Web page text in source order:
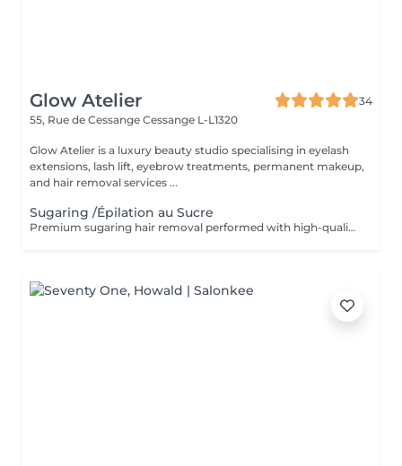
Glow Atelier
34
55, Rue de Cessange Cessange L-L1320
Glow Atelier is a luxury beauty studio specialising in eyelash
extensions, lash lift, eyebrow treatments, permanent makeup,
and hair removal services ...
Sugaring /Épilation au Sucre
Premium sugaring hair removal performed with high-quality professional products. The treatment is designed to be gentle on the skin while effectively removing unwanted hair. Skin cleansing is performed before the procedure, followed by soothing and regenerative aftercare products to help reduce irritation and leave the skin smooth and comfortable. Épilation au sucre réalisée avec des produits professionnels haut de gamme. Le soin est conçu pour respecter la peau tout en éliminant efficacement les poils indésirables. La peau est nettoyée avant la procédure, puis des soins apaisants et régénérants sont appliqués afin de réduire les irritations et de laisser la peau douce et confortable.